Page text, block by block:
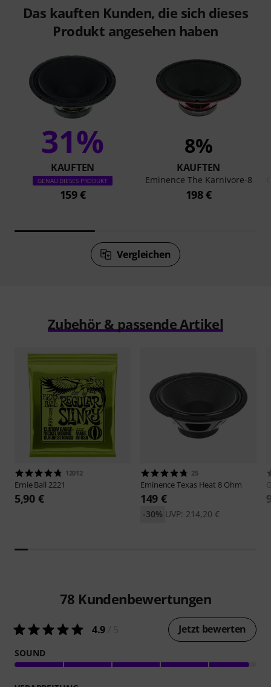
Das kauften Kunden, die sich dieses
Produkt angesehen haben
31%
KAUFTEN
GENAU DIESES PRODUKT
159 €
8%
KAUFTEN
Eminence The Karnivore-8
198 €
Vergleichen
Zubehör & passende Artikel
12012
Ernie Ball 2221
5,90 €
25
EminenceTexas Heat 8 Ohm
149 €
UVP: 214,20 €
-30%
78 Kundenbewertungen
4.9 Jetzt bewerten
SOUND